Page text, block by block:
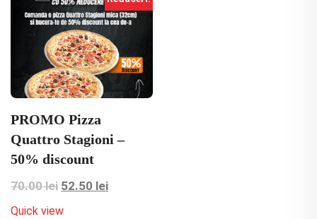
PROMO Pizza
Quattro Stagioni –
50% discount
70.00lei Prețul
52.50 leiPrețul
Quick view